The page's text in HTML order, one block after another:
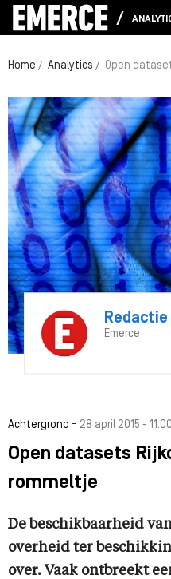
Home Analytics Open
Redactie
Emerce
Achtergrond - 28 april 2015 - 11:00
Open datasets
rommeltje
De beschikbaarheid
overheid ter
over. Vaak ontbreekt